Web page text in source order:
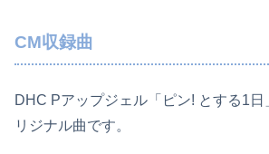
CM収録曲
DHC Pアップジェル「ピン! とする1
リジナル曲です。